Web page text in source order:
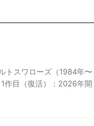
トスワローズ（1984年〜
作目（復活）：2026年開